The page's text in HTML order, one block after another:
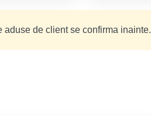
de client se confirma inainte.